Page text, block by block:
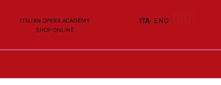
ITALIAN OPERA ACADEMY
SHOP ONLINE
ITA ENG